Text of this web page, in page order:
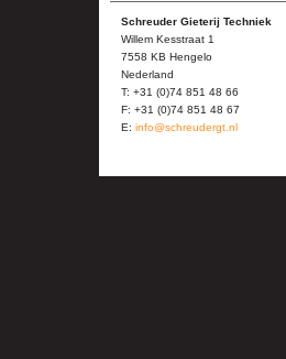
Schreuder Gieterij Techniek
Willem Kesstraat 1
7558 KB Hengelo
Nederland
T: +31 (0)74 851 48 66
F: +31 (0)74 851 48 67
E: info@schreudergt.nl